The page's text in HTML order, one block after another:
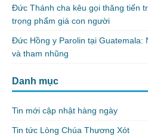
Đức Thánh cha kêu gọi thăng tiến
trọng phẩm giá con người
Đức Hồng y Parolin tại Guatemala:
và tham nhũng
Danh mục
Tin mới cập nhật hàng ngày
Tin tức Lòng Chúa Thương Xót